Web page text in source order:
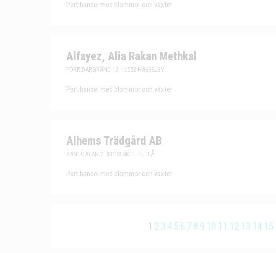
Partihandel med blommor och växter
Alfayez, Alia Rakan Methkal
FÖRRIDARGRÄND 19, 16552 HÄSSELBY
Partihandel med blommor och växter
Alhems Trädgård AB
KANTGATAN 2, 93138 SKELLEFTEÅ
Partihandel med blommor och växter
1 2 3 45 6 7 8 9 10 11 12 13 14 15